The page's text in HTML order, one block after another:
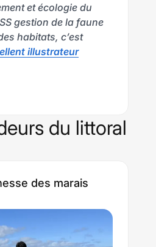
et écologie du
gestion de la faune
habitats, c’est
illustrateur
du littoral
des marais